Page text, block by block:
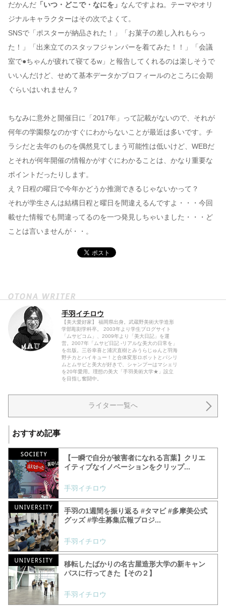
だかんだ 「いつ・どこで・なにを」 なんですよね。テーマやオリ
ジナルキャラクターはその次でよくて。
SNSで「ポスターが納品された！」「お菓子の差し入れもらっ
た！」「出来立てのスタッフジャンパーを着てみた！！」「会議
室で●ちゃんが疲れて寝てるw」と報告してくれるのは楽しそうで
いいんだけど、せめて基本データかプロフィールのところに会期
ぐらいはいれません？
ちなみに意外と開催日に「2017年」って記載がないので、それが
何年の学園祭なのかすぐにわからないことが最近は多いです。チ
ラシだと去年のものを偶然見てしまう可能性は低いけど、WEBだ
とそれが何年開催の情報かがすぐにわかることは、かなり重要な
ポイントだったりします。
え？日程の曜日で今年かどうか推測できるじゃないかって？
それが学生さんは結構日程と曜日を間違えるんですよ・・・今回
載せた情報でも間違ってるのを一つ発見しちゃいました・・・ど
ことは言いませんが・・。
手羽イチロウ
【美大愛好家】 福岡県出身。武蔵野美術大学造形
学部彫刻学科卒。 2003年より学生ブログサイト
「ムサビコム」、2009年より「美大日記」を運
営。2007年「ムサビ日記 -リアルな美大の日常を」
を出版。三谷幸喜と浦沢直樹とみうらじゅんと羽海
野チカとハイキュー！と合体変形ロボットとパシリ
ムとムサビと美大が好きで、シャンプーはマシェリ
を20年愛用。理想の美大「手羽美術大学★」設立
を目指し奮闘中。
ライター一覧へ
おすすめ記事
【一瞬で自分が被害者になれる言葉】クリエ
イティブなイノベーションをクリップ...
手羽イチロウ
手羽の1週間を振り返る #タマビ #多摩美公式
グッズ #学生募集広報プロジ...
手羽イチロウ
移転したばかりの名古屋造形大学の新キャン
パスに行ってきた【その２】
手羽イチロウ